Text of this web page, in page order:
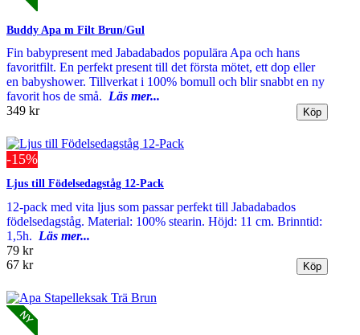
Buddy Apa m Filt Brun/Gul
Fin babypresent med Jabadabados populära Apa och hans
favoritfilt. En perfekt present till det första mötet, ett dop eller
en babyshower. Tillverkat i 100% bomull och blir snabbt en ny
favorit hos de små. Läs mer...
349 kr
-15%
Ljus till Födelsedagståg 12-Pack
12-pack med vita ljus som passar perfekt till Jabadabados
födelsedagståg. Material: 100% stearin. Höjd: 11 cm. Brinntid:
1,5h. Läs mer...
79 kr
67 kr